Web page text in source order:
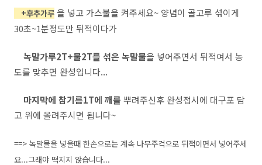
+후추가루 을 넣고 가스불을 켜주세요~ 양념이 골고루 섞이게
30초~1분정도만 뒤적이다가
녹말가루2T+물2T를 섞은 녹말물을 넣어주면서 뒤적여서 농
도를 맞추면 완성입니다...
마지막에 참기름1T에 깨를 뿌려주신후 완성접시에 대구포 담
고 위에 올려주시면 됩니다~
==> 녹말물을 넣을때 한손으로는 계속 나무주걱으로 뒤적이면서 넣어주세
요...그래야 떡지지 않습니다...